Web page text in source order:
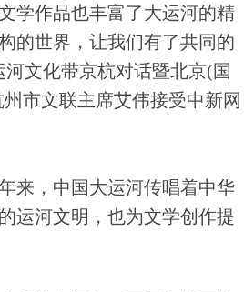
学作品也丰富了大运河的精
的世界，让我们有了共同的
河文化带京杭对话暨北京(国
市文联主席艾伟接受中新网
，中国大运河传唱着中华
运河文明，也为文学创作提